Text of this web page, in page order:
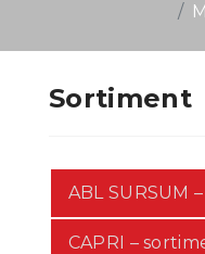
Sortiment
ABL SURSUM
CAPRI –